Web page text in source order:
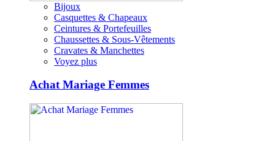
Bijoux
Casquettes & Chapeaux
Ceintures & Portefeuilles
Chaussettes & Sous-Vêtements
Cravates & Manchettes
Voyez plus
Achat Mariage Femmes